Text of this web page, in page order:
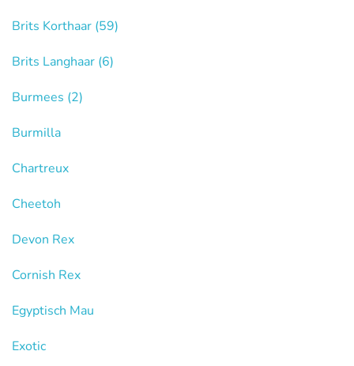
Brits Korthaar (59)
Brits Langhaar (6)
Burmees (2)
Burmilla
Chartreux
Cheetoh
Devon Rex
Cornish Rex
Egyptisch Mau
Exotic